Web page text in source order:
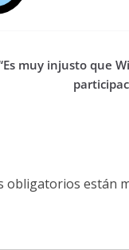
muy injusto que
obligatorios están